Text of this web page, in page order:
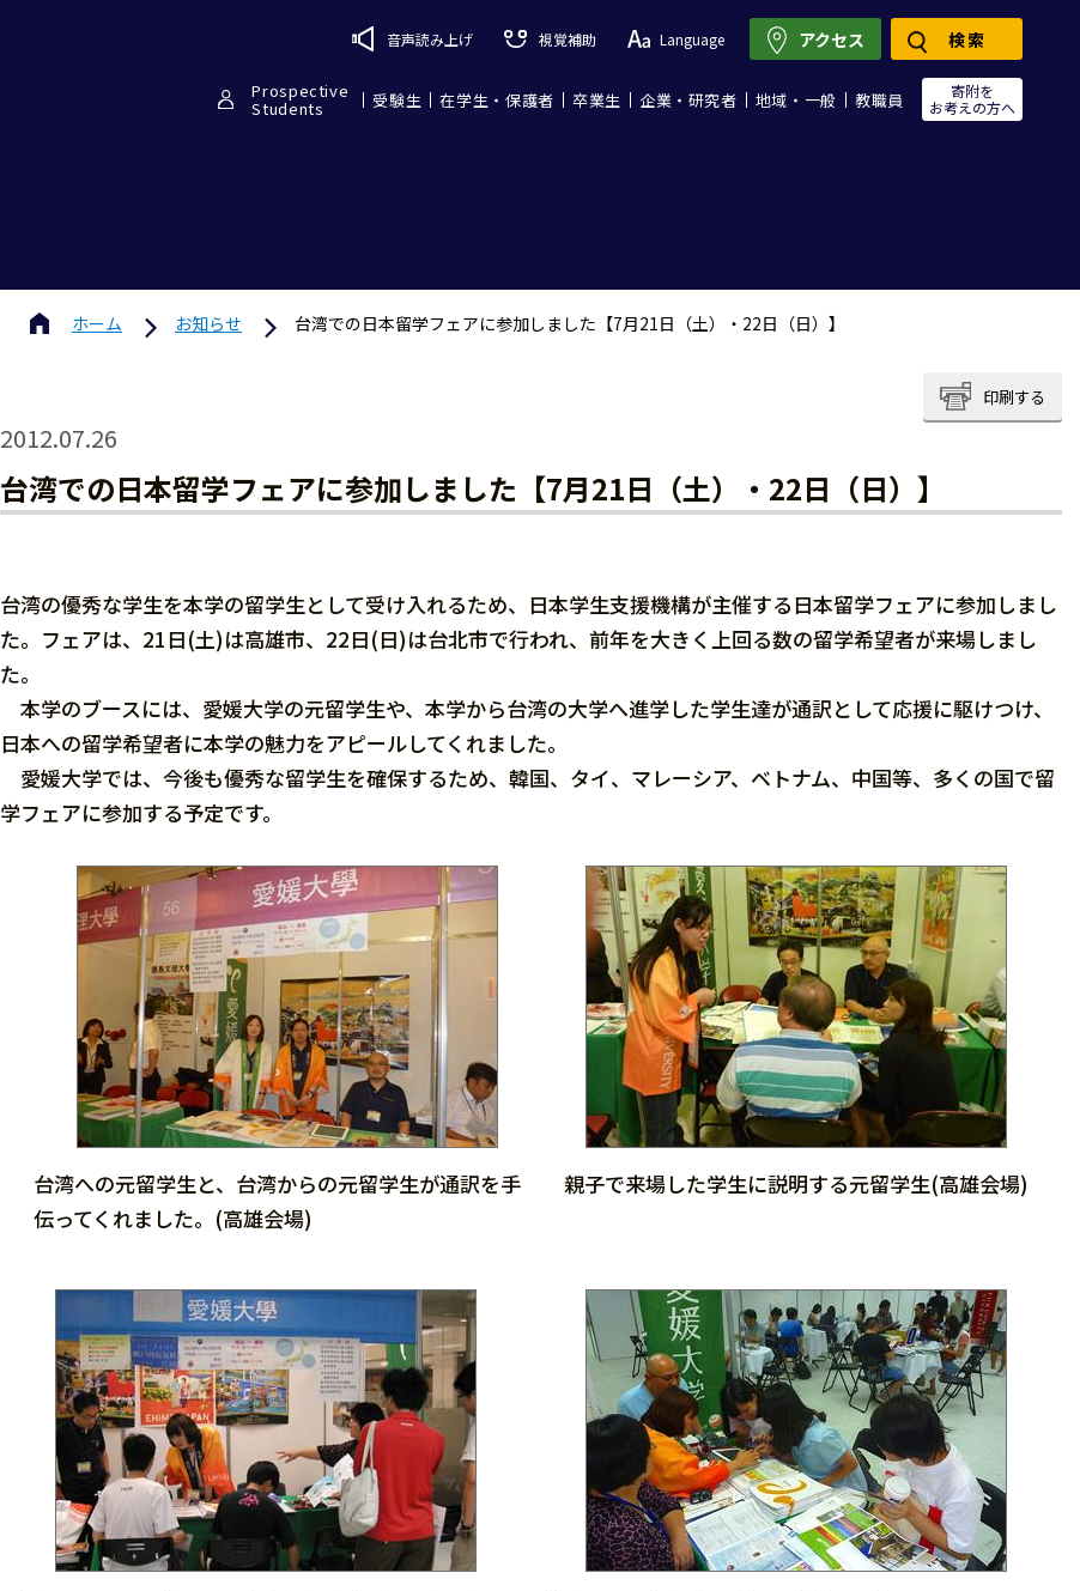
音声読み上げ 視覚補助 Language
Prospective
Students 受験生 在学生・保護者 卒業生 企業・研究者 地域・一般 教職員
寄附を
お考えの方へ
アクセス 検索
ホーム お知らせ 台湾での日本留学フェアに参加しました【7月21日（土）・22日（日）】
印刷する
2012.07.26
台湾での日本留学フェアに参加しました【7月21日（土）・22日（日）】
台湾の優秀な学生を本学の留学生として受け入れるため、日本学生支援機構が主催する日本留学フェアに参加しまし
た。フェアは、21日(土)は高雄市、22日(日)は台北市で行われ、前年を大きく上回る数の留学希望者が来場しまし
た。
本学のブースには、愛媛大学の元留学生や、本学から台湾の大学へ進学した学生達が通訳として応援に駆けつけ、
日本への留学希望者に本学の魅力をアピールしてくれました。
愛媛大学では、今後も優秀な留学生を確保するため、韓国、タイ、マレーシア、ベトナム、中国等、多くの国で留
学フェアに参加する予定です。
台湾への元留学生と、台湾からの元留学生が通訳を手
伝ってくれました。(高雄会場)
親子で来場した学生に説明する元留学生(高雄会場)